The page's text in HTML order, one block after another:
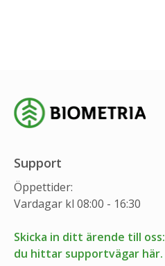
Support
Öppettider:
Vardagar kl 08:00 - 16:30
Skicka in ditt ärende till oss:
du hittar supportvägar här.